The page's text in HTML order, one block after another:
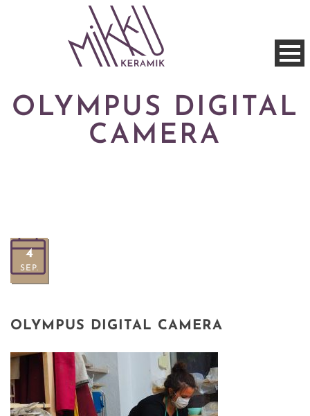
OLYMPUS DIGITAL
CAMERA
4
SEP.
OLYMPUS DIGITAL CAMERA